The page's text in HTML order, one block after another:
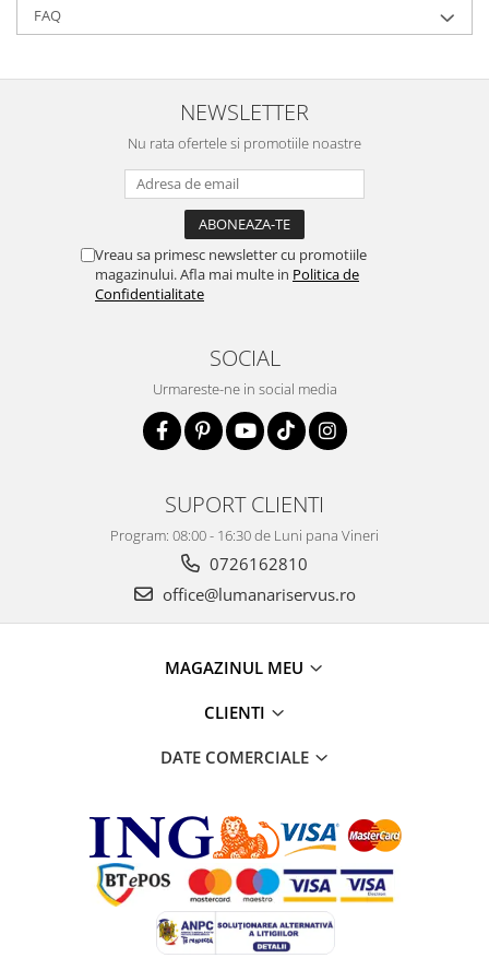
FAQ
NEWSLETTER
Nu rata ofertele si promotiile noastre
Vreau sa primesc newsletter cu promotiile
magazinului. Afla mai multe in Politica de
Confidentialitate
SOCIAL
Urmareste-ne in social media
SUPORT CLIENTI
Program: 08:00 - 16:30 de Luni pana Vineri
0726162810
office@lumanariservus.ro
MAGAZINUL MEU
CLIENTI
DATE COMERCIALE